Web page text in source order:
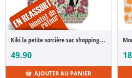
Kiki la petite sorcière sac shopping Jiji Roses
49.90
AJOUTER AU PANIER